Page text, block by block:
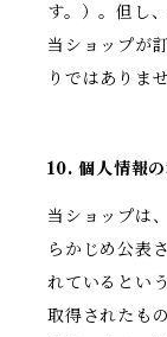
す。）。但し
当ショップが
りではありま
10. 個人情報
当ショップは
らかじめ公表
れているとい
取得されたも